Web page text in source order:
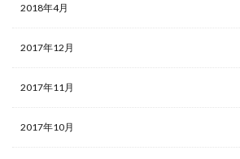
2018年4月
2017年12月
2017年11月
2017年10月